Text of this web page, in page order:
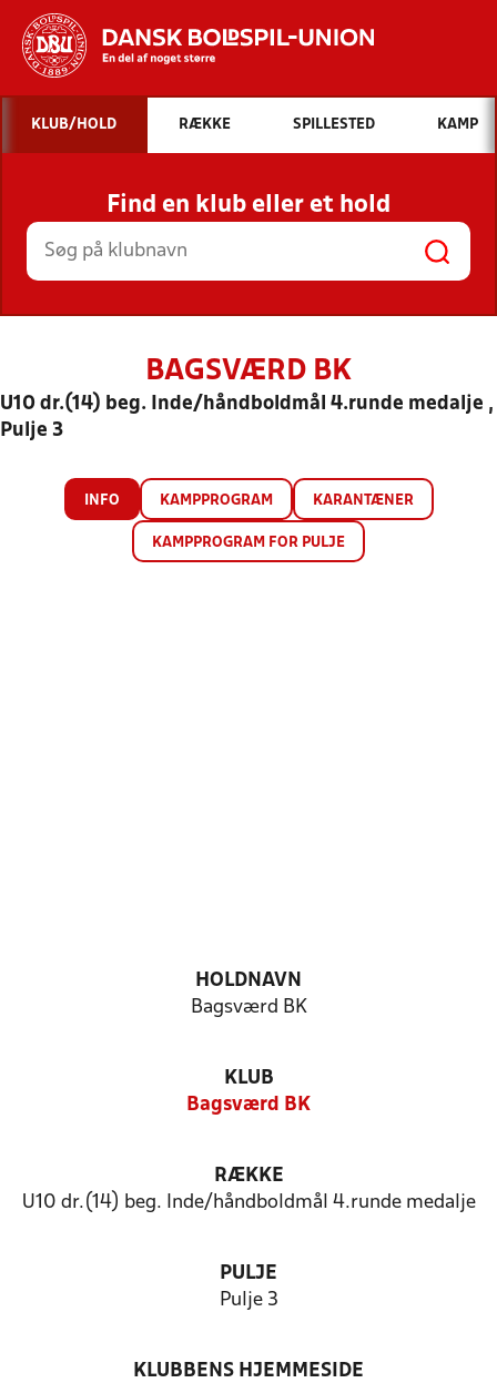
Hvad vil du søge efter?
INDHOLD OG NYHEDER
STILLINGER, RESULTATER, KLUBBER OG
HOLD
KLUB/HOLD RÆKKE SPILLESTED KAMP
Find en klub eller et hold
BAGSVÆRD BK
U10 dr.(14) beg. Inde/håndboldmål 4.runde medalje ,
Pulje 3
INFO KAMPPROGRAM KARANTÆNER
KAMPPROGRAM FOR PULJE
HOLDNAVN
Bagsværd BK
KLUB
Bagsværd BK
RÆKKE
U10 dr.(14) beg. Inde/håndboldmål 4.runde medalje
PULJE
Pulje 3
KLUBBENS HJEMMESIDE